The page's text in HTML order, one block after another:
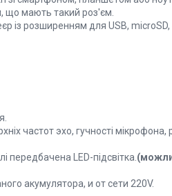
що мають такий роз'єм.
із розширенням для USB, microSD,
частот эхо, гучності
передбачена LED-підсвітка.
акумулятора, и от сети 220V.